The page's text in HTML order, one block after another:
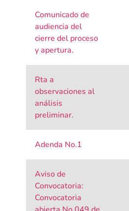
Comunicado de
audiencia del
cierre del proceso
y apertura.
Rta a
observaciones al
análisis
preliminar.
Adenda No.1
Aviso de
Convocatoria:
Convocatoria